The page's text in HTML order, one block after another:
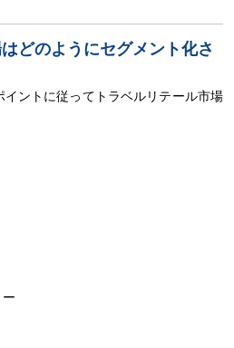
どのようにセグメント化さ
ントに従ってトラベルリテール市場